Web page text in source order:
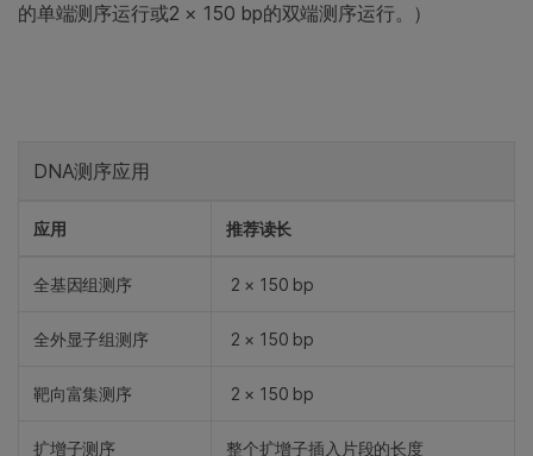
的单端测序运行或2 × 150 bp的双端测序运行。）
DNA测序应用
应用 推荐读长
全基因组测序 2 × 150 bp
全外显子组测序 2 × 150 bp
靶向富集测序 2 × 150 bp
扩增子测序 整个扩增子插入片段的长度